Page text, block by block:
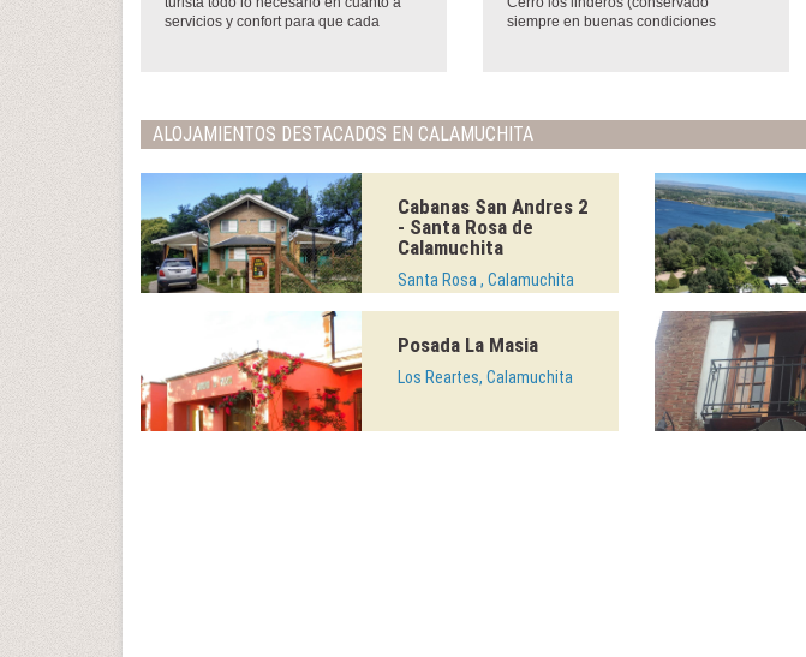
servicios y confort para que cada
siempre en buenas condiciones
ALOJAMIENTOS DESTACADOS EN CALAMUCHITA
Cabanas San Andres 2
- Santa Rosa de
Calamuchita
Santa Rosa , Calamuchita
Posada La Masia
Los Reartes, Calamuchita